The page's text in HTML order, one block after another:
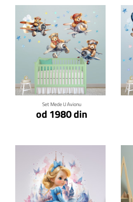
Set Mede U Avionu
od 1980 din
Klikni za detalje